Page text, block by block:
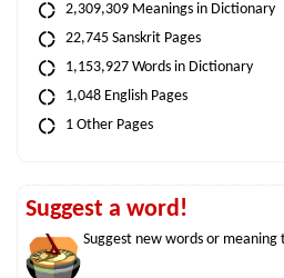
2,309,309 Meanings in Dictionary
22,745 Sanskrit Pages
1,153,927 Words in Dictionary
1,048 English Pages
1 Other Pages
Suggest a word!
Suggest new words or